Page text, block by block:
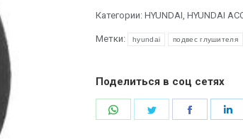
Категории: HYUNDAI, HYUNDAI
Метки: hyundai подвес глушителя
Поделиться в соц сетях